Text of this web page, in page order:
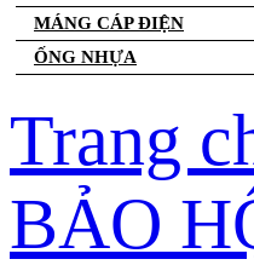
MÁNG CÁP ĐIỆN
ỐNG NHỰA
Trang
BẢO